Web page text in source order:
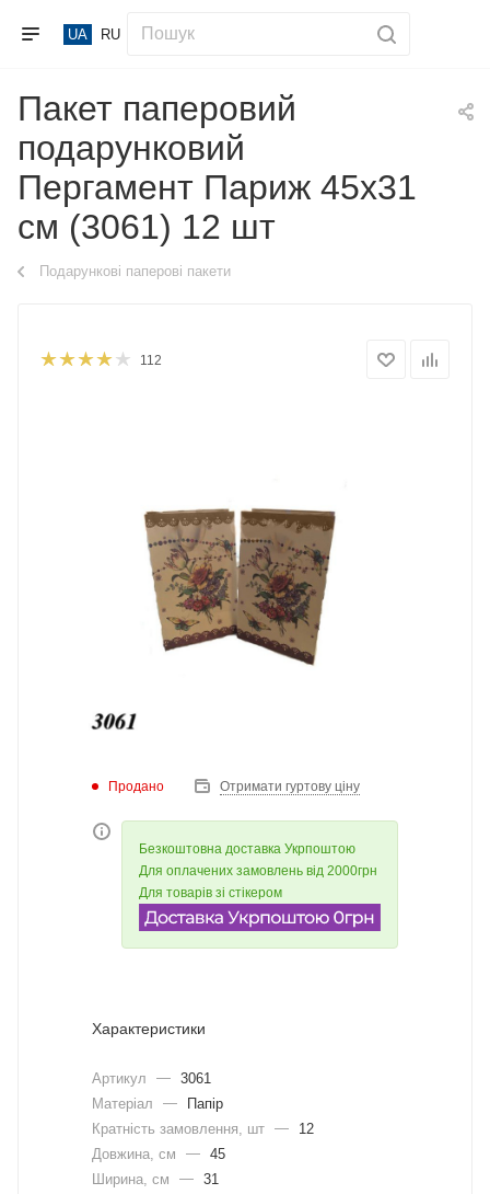
UA RU
Пакет паперовий
подарунковий
Пергамент Париж 45х31
см (3061) 12 шт
Подарункові паперові пакети
112
Продано Отримати гуртову ціну
Безкоштовна доставка Укрпоштою
Для оплачених замовлень від 2000грн
Для товарів зі стікером
Характеристики
Артикул — 3061
Матеріал
—
Папір
Кратність замовлення, шт —
12
Довжина, cм
— 45
Ширина, cм
— 31